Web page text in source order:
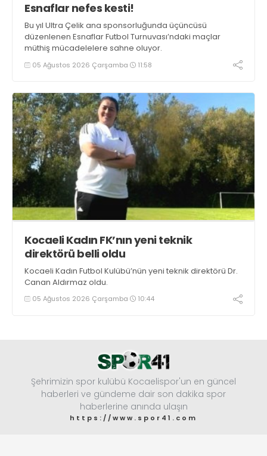
Esnaflar nefes kesti!
Bu yıl Ultra Çelik ana sponsorluğunda üçüncüsü
düzenlenen Esnaflar Futbol Turnuvası’ndaki maçlar
müthiş mücadelelere sahne oluyor.
05 Ağustos 2026 Çarşamba 11:58
Kocaeli Kadın FK’nın yeni teknik
direktörü belli oldu
Kocaeli Kadın Futbol Kulübü’nün yeni teknik direktörü Dr.
Canan Aldırmaz oldu.
05 Ağustos 2026 Çarşamba 10:44
Şehrimizin spor kulübü Kocaelispor'un en güncel
haberleri ve gündeme dair son dakika spor
haberlerine anında ulaşın
https://www.spor41.com